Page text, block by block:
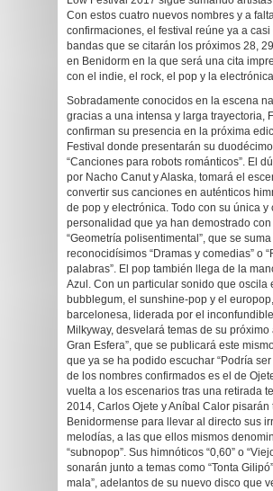
Con estos cuatro nuevos nombres y a
confirmaciones, el festival reúne ya a
bandas que se citarán los próximos 28,
en Benidorm en la que será una cita
con el indie, el rock, el pop y la
Sobradamente conocidos en la escena
gracias a una intensa y larga trayectoria,
confirman su presencia en la próxima
Festival donde presentarán su
“Canciones para robots románticos”. El
por Nacho Canut y Alaska, tomará el
convertir sus canciones en auténticos
de pop y electrónica. Todo con su única y
personalidad que ya han demostrado
“Geometría polisentimental”, que se
reconocidísimos “Dramas y comedias” o
palabras”. El pop también llega de la
Azul. Con un particular sonido que oscila
bubblegum, el sunshine-pop y el
barcelonesa, liderada por el
Milkyway, desvelará temas de su próximo
Gran Esfera”, que se publicará este
que ya se ha podido escuchar “Podría ser
de los nombres confirmados es el de
vuelta a los escenarios tras una retirada
2014, Carlos Ojete y Aníbal Calor pisarán
Benidormense para llevar al directo sus
melodías, a las que ellos mismos
“subnopop”. Sus himnóticos “0,60” o
sonarán junto a temas como “Tonta
mala”, adelantos de su nuevo disco que